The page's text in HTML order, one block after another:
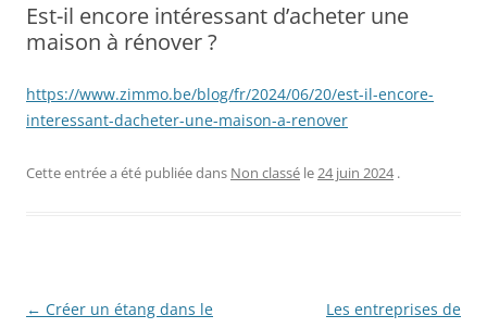
Est-il encore intéressant d’acheter une
maison à rénover ?
https://www.zimmo.be/blog/fr/2024/06/20/est-il-encore-
interessant-dacheter-une-maison-a-renover
Cette entrée a été publiée dans Non classé le24 juin 2024 .
Navigation
← Créer un étang dans le
Les entreprises de